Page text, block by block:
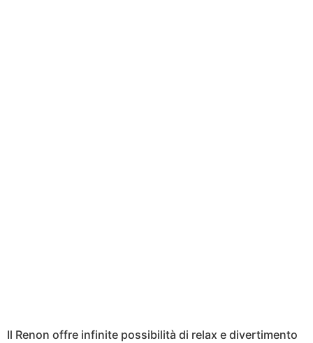
Il Renon offre infinite possibilità di relax e divertimento